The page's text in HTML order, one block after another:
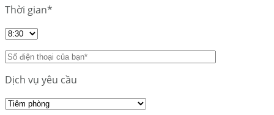
Thời gian*
Dịch vụ yêu cầu